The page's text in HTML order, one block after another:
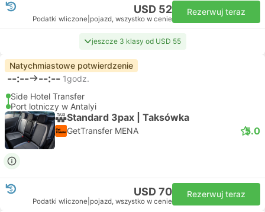
USD 52
Podatki wliczone pojazd, wszystko w cenie
Rezerwuj teraz
jeszcze 3 klasy od USD 55
Natychmiastowe potwierdzenie
--:-- --:-- 1godz.
Side Hotel Transfer
Port lotniczy w Antalyi
Standard 3pax | Taksówka
GetTransfer MENA 5.0
USD 70
Podatki wliczone pojazd, wszystko w cenie
Rezerwuj teraz